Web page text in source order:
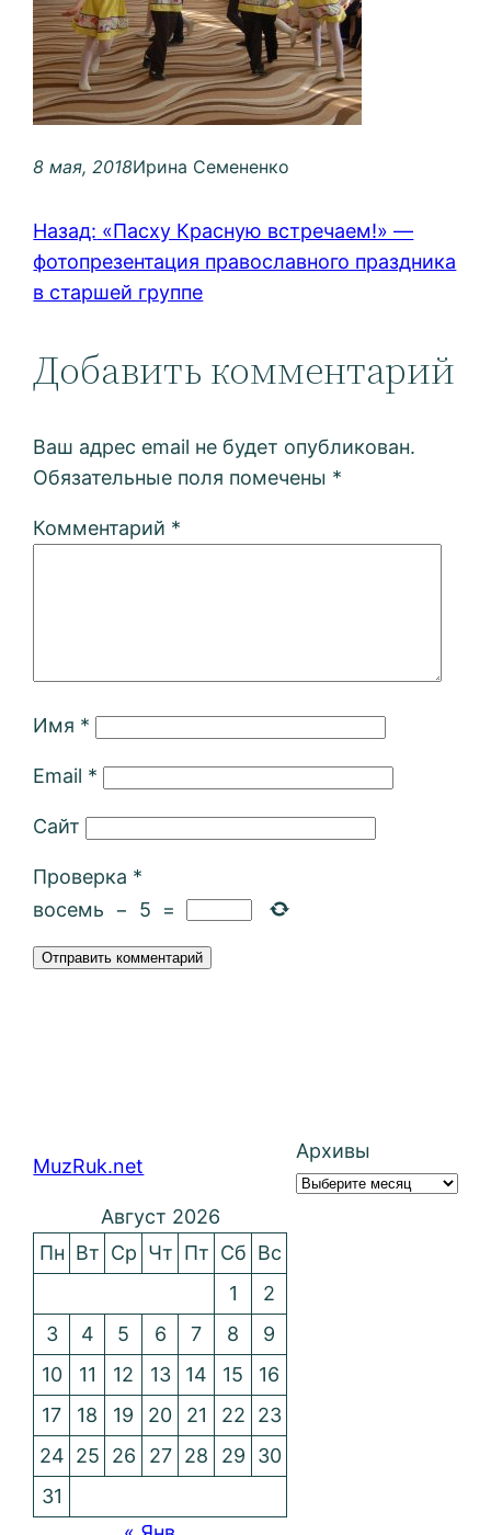
8 мая, 2018Ирина Семененко
Назад: «Пасху Красную встречаем!» —
фотопрезентация православного праздника
в старшей группе
Добавить комментарий
Ваш адрес email не будет опубликован.
Обязательные поля помечены *
Комментарий *
Имя *
Email *
Сайт
Проверка *
восемь − 5 =
MuzRuk.net
Архивы
Август 2026
Пн Вт Ср Чт Пт Сб Вс
1
2
3
4 5 6 7 8
9
10
11 12 13 14 15
16
17
18 19 20 21 22
23
24 25 26 27 28 29
30
31